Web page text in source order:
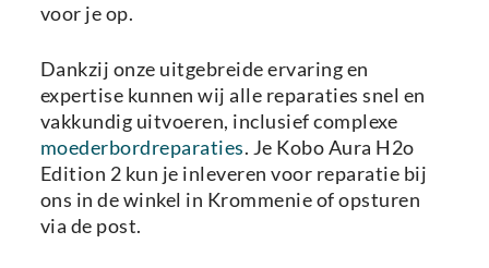
voor je op.
Dankzij onze uitgebreide ervaring en
expertise kunnen wij alle reparaties snel en
vakkundig uitvoeren, inclusief complexe
moederbordreparaties. Je Kobo Aura H2o
Edition 2 kun je inleveren voor reparatie bij
ons in de winkel in Krommenie of opsturen
via de post.